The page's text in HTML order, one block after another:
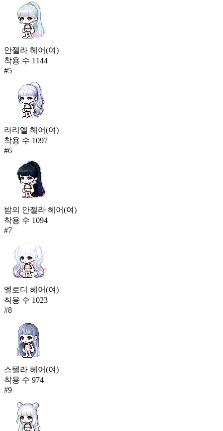
안젤라 헤어(여)
착용 수 1144
#5
라리엘 헤어(여)
착용 수 1097
#6
밤의 안젤라 헤어(여)
착용 수 1094
#7
엘로디 헤어(여)
착용 수 1023
#8
스텔라 헤어(여)
착용 수 974
#9